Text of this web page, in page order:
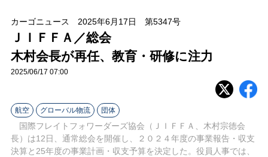
オ
ン
イ
ン
カーゴニュース 2025年6月17日 第5347号
ＪＩＦＦＡ／総会
木村会長が再任、教育・研修に注力
2025/06/17 07:00
航空 グローバル物流 団体
国際フレイトフォワーダーズ協会（ＪＩＦＦＡ、木村宗徳会
長）は12日、通常総会を開催し、２０２４年度の事業報告・収支
決算と25年度の事業計画・収支予算を決定した。役員人事では、